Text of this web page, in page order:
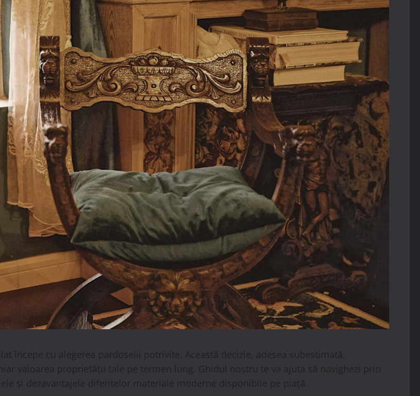
începe cu alegerea pardoselii potrivite. Această decizie, adesea subestimată,
valoarea proprietății tale pe termen lung. Ghidul nostru te va ajuta să navighezi prin
și dezavantajele diferitelor materiale moderne disponibile pe piață.